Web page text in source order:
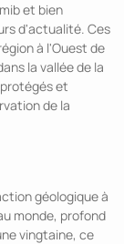
et bien
d'actualité. Ces
à l'Ouest de
la vallée de la
et
de la
géologique à
monde, profond
vingtaine, ce